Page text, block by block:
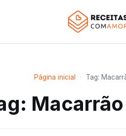
Página inicial Tag: